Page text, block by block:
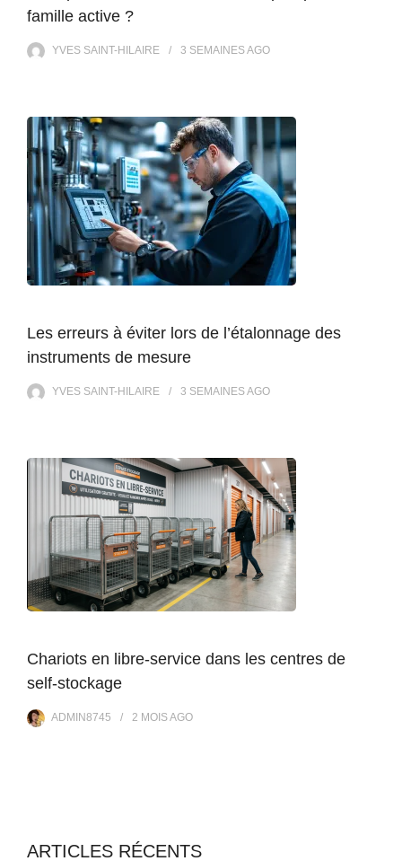
famille active ?
YVES SAINT-HILAIRE 3 SEMAINESAGO
Les erreurs à éviter lors de l’étalonnage des
instruments de mesure
YVES SAINT-HILAIRE 3 SEMAINESAGO
Chariots en libre-service dans les centres de
self-stockage
ADMIN8745 2 MOISAGO
ARTICLES RÉCENTS